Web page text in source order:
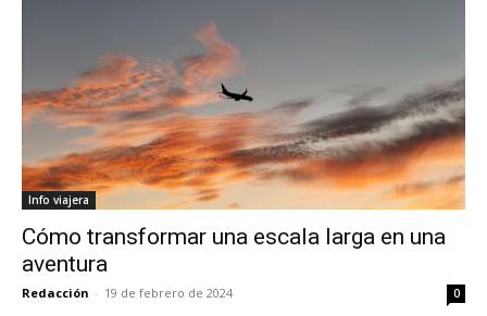
Info viajera
Cómo transformar una escala larga en una
aventura
Redacción - 19 de febrero de 2024 0